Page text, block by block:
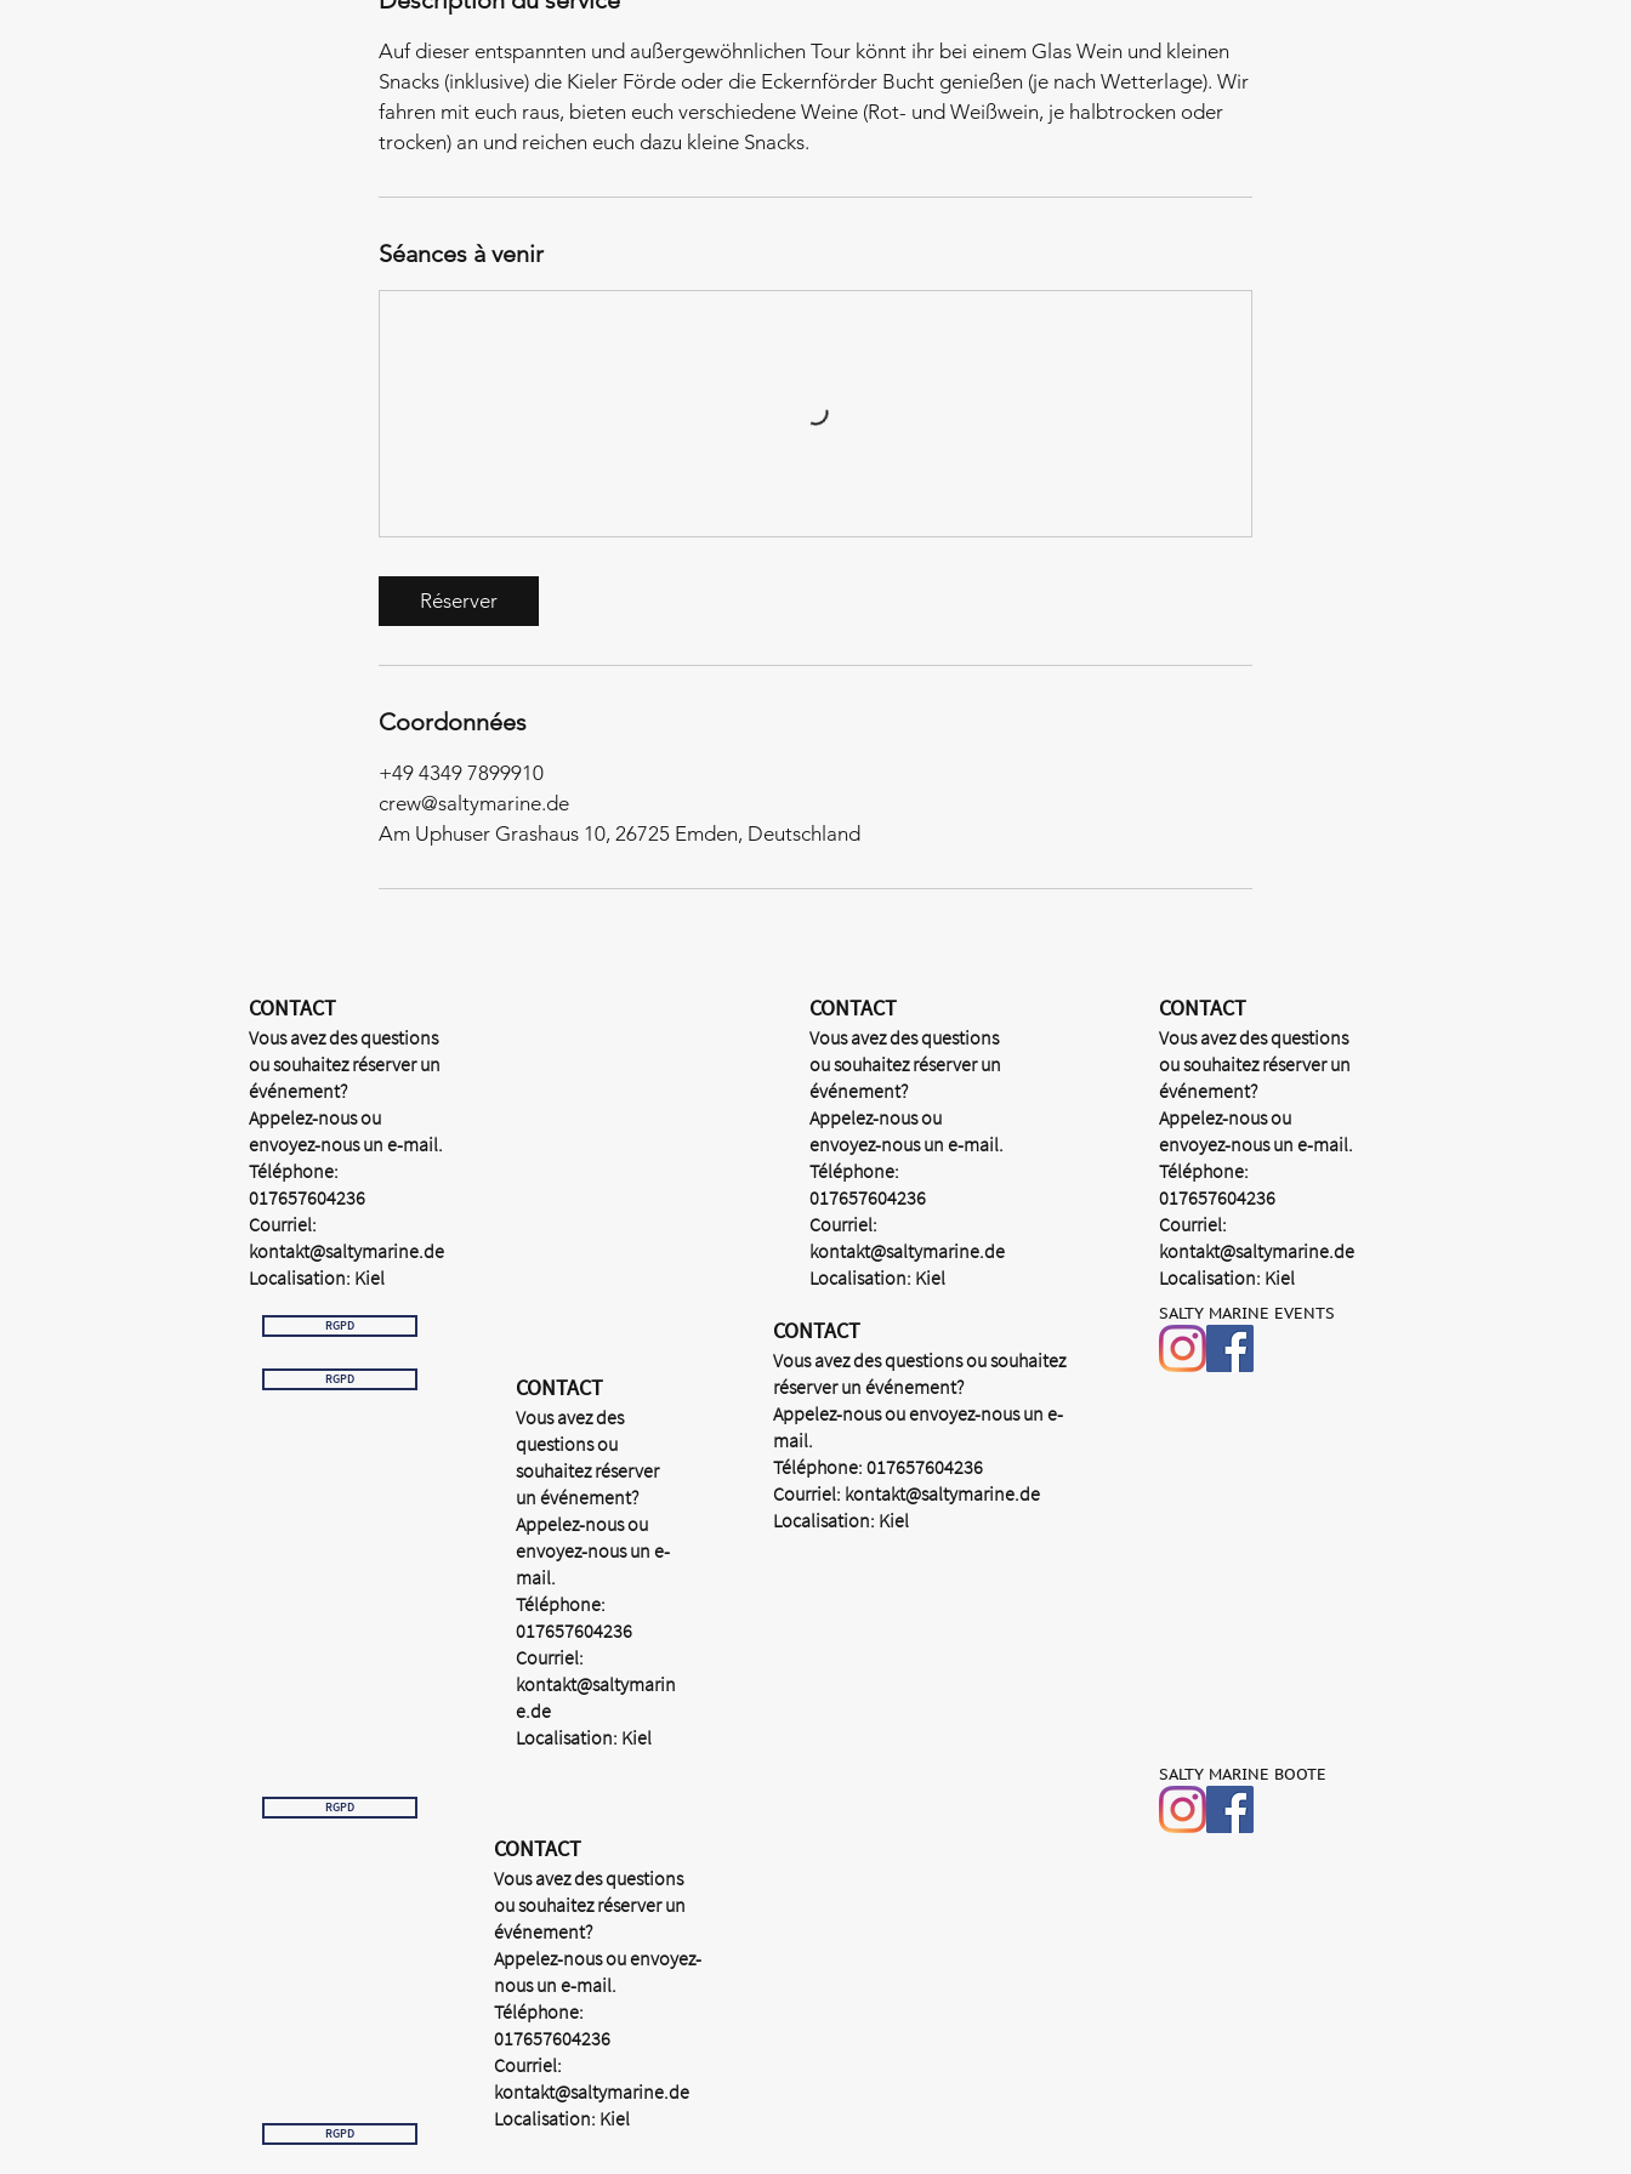
Auf dieser entspannten und außergewöhnlichen Tour könnt ihr bei einem Glas Wein und kleinen
Snacks (inklusive) die Kieler Förde oder die Eckernförder Bucht genießen (je nach Wetterlage). Wir
fahren mit euch raus, bieten euch verschiedene Weine (Rot- und Weißwein, je halbtrocken oder
trocken) an und reichen euch dazu kleine Snacks.
Séances à venir
Réserver
Coordonnées
+49 4349 7899910
crew@saltymarine.de
Am Uphuser Grashaus 10, 26725 Emden, Deutschland
CONTACT
Vous avez des questions
ou souhaitez réserver un
événement?
Appelez-nous ou
envoyez-nous un e-mail.
Téléphone:
017657604236
Courriel:
kontakt@saltymarine.de
Localisation: Kiel
RGPD
RGPD CONTACT
Vous avez des
questions ou
souhaitez réserver
un événement?
Appelez-nous ou
envoyez-nous un e-
mail.
Téléphone:
017657604236
Courriel:
kontakt@saltymarin
e.de
Localisation: Kiel
CONTACT
Vous avez des questions
ou souhaitez réserver un
événement?
Appelez-nous ou
envoyez-nous un e-mail.
Téléphone:
017657604236
Courriel:
kontakt@saltymarine.de
Localisation: Kiel
CONTACT
Vous avez des questions ou souhaitez
réserver un événement?
Appelez-nous ou envoyez-nous un e-
mail.
Téléphone: 017657604236
Courriel: kontakt@saltymarine.de
Localisation: Kiel
CONTACT
Vous avez des questions
ou souhaitez réserver un
événement?
Appelez-nous ou
envoyez-nous un e-mail.
Téléphone:
017657604236
Courriel:
kontakt@saltymarine.de
Localisation: Kiel
SALTY MARINE EVENTS
SALTY MARINE BOOTE
RGPD
RGPD
CONTACT
Vous avez des questions
ou souhaitez réserver un
événement?
Appelez-nous ou envoyez-
nous un e-mail.
Téléphone:
017657604236
Courriel:
kontakt@saltymarine.de
Localisation: Kiel